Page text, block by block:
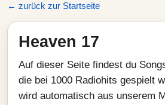
← zurück zur Startseite
Heaven 17
Auf dieser Seite findest du
die bei 1000 Radiohits gespielt
wird automatisch aus unserem